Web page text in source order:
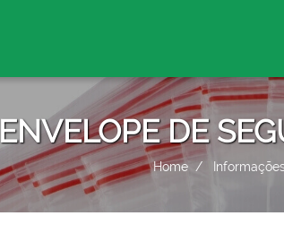
ENVELOPE DE
Home